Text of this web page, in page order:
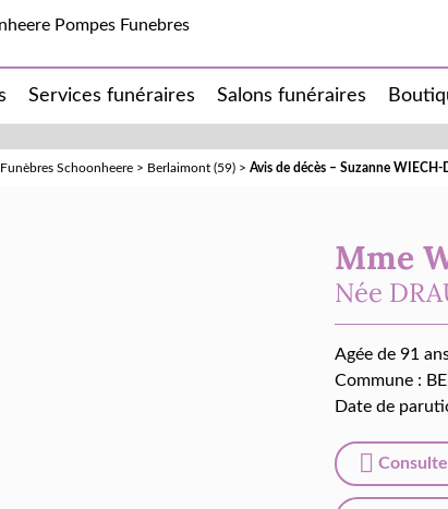
Services funéraires Salons funéraires
Schoonheere > Berlaimont (59) > Avis de décès – Suzanne WIECH-
Mme
Née
Agée de 91
Commune :
Date de